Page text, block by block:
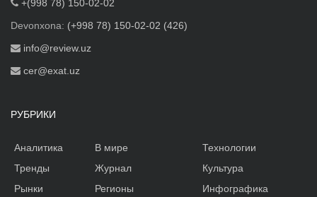
+(998 78) 150-02-02
Devonxona: (+998 78) 150-02-02 (426)
info@review.uz
cer@exat.uz
РУБРИКИ
Аналитика
Тренды
Рынки
В мире
Журнал
Регионы
Технологии
Культура
Инфографика